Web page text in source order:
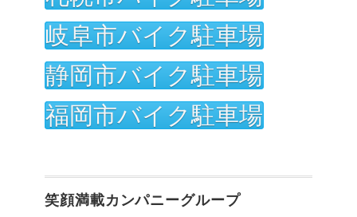
岐阜市バイク駐車場
静岡市バイク駐車場
福岡市バイク駐車場
笑顔満載カンパニーグループ